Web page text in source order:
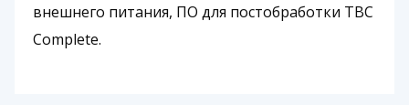
внешнего питания, ПО для постобработки TBC
Complete.